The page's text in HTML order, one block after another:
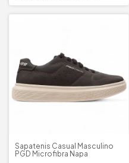
Sapatenis Casual Masculino
PGD Microfibra Napa